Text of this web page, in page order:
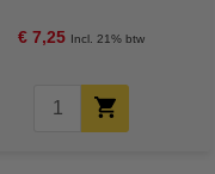
€ 7,25 Incl. 21% btw